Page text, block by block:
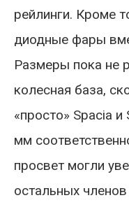
рейлинги. Кроме
диодные фары
Размеры пока не
колесная база,
«просто» Spacia
мм
просвет могли
остальных